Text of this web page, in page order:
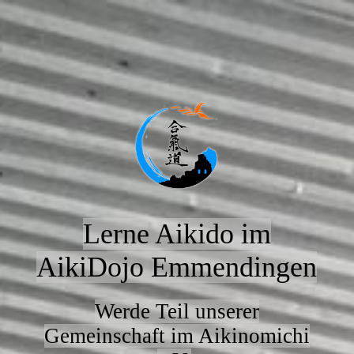
Lerne Aikido im
AikiDojo Emmendingen
Werde Teil unserer
Gemeinschaft im Aikinomichi